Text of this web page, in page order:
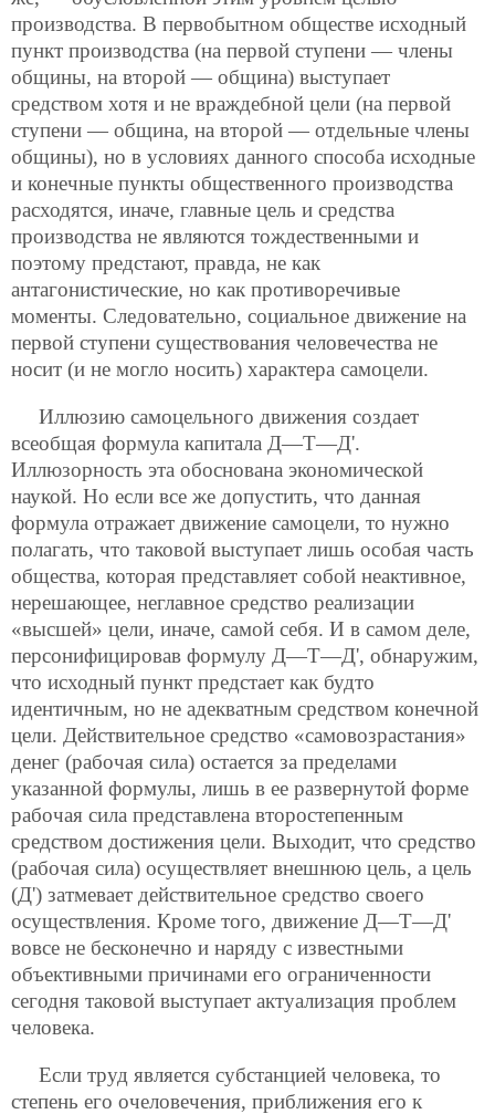
производства. В первобытном обществе исходный
пункт производства (на первой ступени — члены
общины, на второй — община) выступает
средством хотя и не враждебной цели (на первой
ступени — община, на второй — отдельные члены
общины), но в условиях данного способа исходные
и конечные пункты общественного производства
расходятся, иначе, главные цель и средства
производства не являются тождественными и
поэтому предстают, правда, не как
антагонистические, но как противоречивые
моменты. Следовательно, социальное движение на
первой ступени существования человечества не
носит (и не могло носить) характера самоцели.
Иллюзию самоцельного движения создает
всеобщая формула капитала Д—Т—Д'.
Иллюзорность эта обоснована экономической
наукой. Но если все же допустить, что данная
формула отражает движение самоцели, то нужно
полагать, что таковой выступает лишь особая часть
общества, которая представляет собой неактивное,
нерешающее, неглавное средство реализации
«высшей» цели, иначе, самой себя. И в самом деле,
персонифицировав формулу Д—Т—Д', обнаружим,
что исходный пункт предстает как будто
идентичным, но не адекватным средством конечной
цели. Действительное средство «самовозрастания»
денег (рабочая сила) остается за пределами
указанной формулы, лишь в ее развернутой форме
рабочая сила представлена второстепенным
средством достижения цели. Выходит, что средство
(рабочая сила) осуществляет внешнюю цель, а цель
(Д') затмевает действительное средство своего
осуществления. Кроме того, движение Д—Т—Д'
вовсе не бесконечно и наряду с известными
объективными причинами его ограниченности
сегодня таковой выступает актуализация проблем
человека.
Если труд является субстанцией человека, то
степень его очеловечения, приближения его к